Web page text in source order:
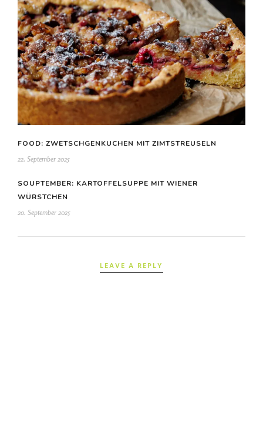
FOOD: ZWETSCHGENKUCHEN MIT ZIMTSTREUSELN
22. September 2025
SOUPTEMBER: KARTOFFELSUPPE MIT WIENER
WÜRSTCHEN
20. September 2025
LEAVE A REPLY